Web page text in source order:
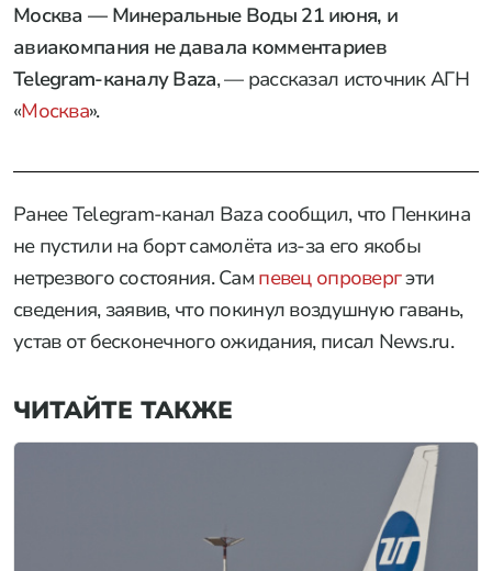
Москва — Минеральные Воды 21 июня, и
авиакомпания не давала комментариев
Telegram-каналу Baza, — рассказал источник АГН
«Москва».
Ранее Telegram-канал Baza сообщил, что Пенкина
не пустили на борт самолёта из-за его якобы
нетрезвого состояния. Сам певец опровергэти
сведения, заявив, что покинул воздушную гавань,
устав от бесконечного ожидания, писал News.ru.
ЧИТАЙТЕ ТАКЖЕ